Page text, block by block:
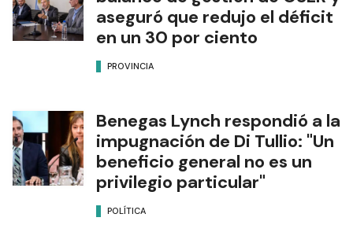
aseguró que redujo el déficit
en un 30 por ciento
PROVINCIA
Benegas Lynch respondió a la
impugnación de Di Tullio: "Un
beneficio general no es un
privilegio particular"
POLÍTICA